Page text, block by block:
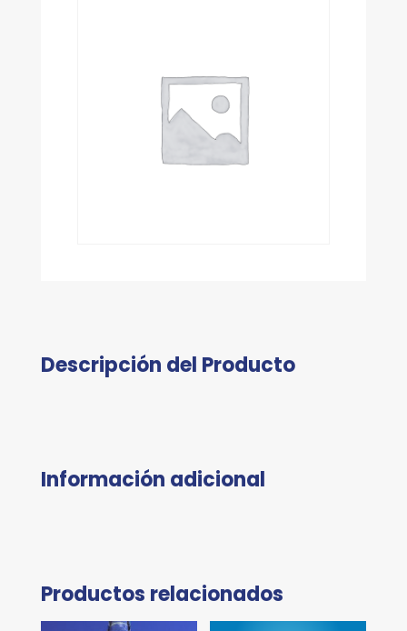
Descripción del Producto
Información adicional
Productos relacionados